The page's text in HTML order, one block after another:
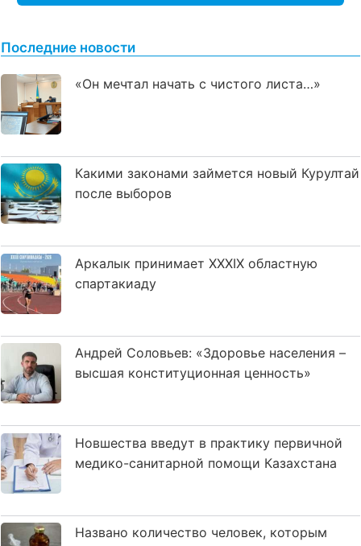
Последние новости
«Он мечтал начать с чистого листа…»
Какими законами займется новый Курултай
после выборов
Аркалык принимает XXXIX областную
спартакиаду
Андрей Соловьев: «Здоровье населения –
высшая конституционная ценность»
Новшества введут в практику первичной
медико-санитарной помощи Казахстана
Названо количество человек, которым